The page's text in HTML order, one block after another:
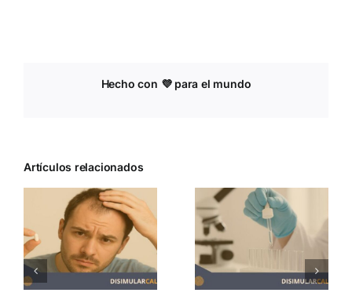
Hecho con 💜 para el mundo
Artículos relacionados